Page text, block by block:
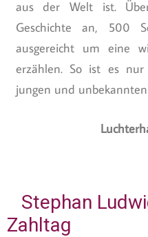
aus der Welt ist.
Geschichte an, 500
ausgereicht um eine
erzählen. So ist es
jungen und
Stephan
Zahltag